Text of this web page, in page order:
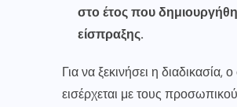
στο έτος που
είσπραξης.
Για να ξεκινήσει η διαδικασία,
εισέρχεται με τους